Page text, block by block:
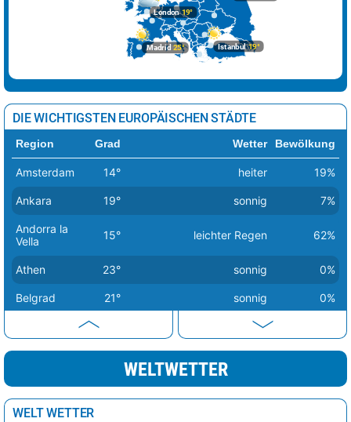
London19°
Madrid25° Istanbul19°
DIE WICHTIGSTEN EUROPÄISCHEN STÄDTE
Region Grad Wetter Bewölkung
Amsterdam 14° heiter 19%
Ankara 19° sonnig 7%
Andorra la
Vella
15° leichter Regen 62%
Athen 23° sonnig 0%
Belgrad 21° sonnig 0%
sonnig
Bern 20° sonnig 2%
Brüssel
WELTWETTER
WELT WETTER